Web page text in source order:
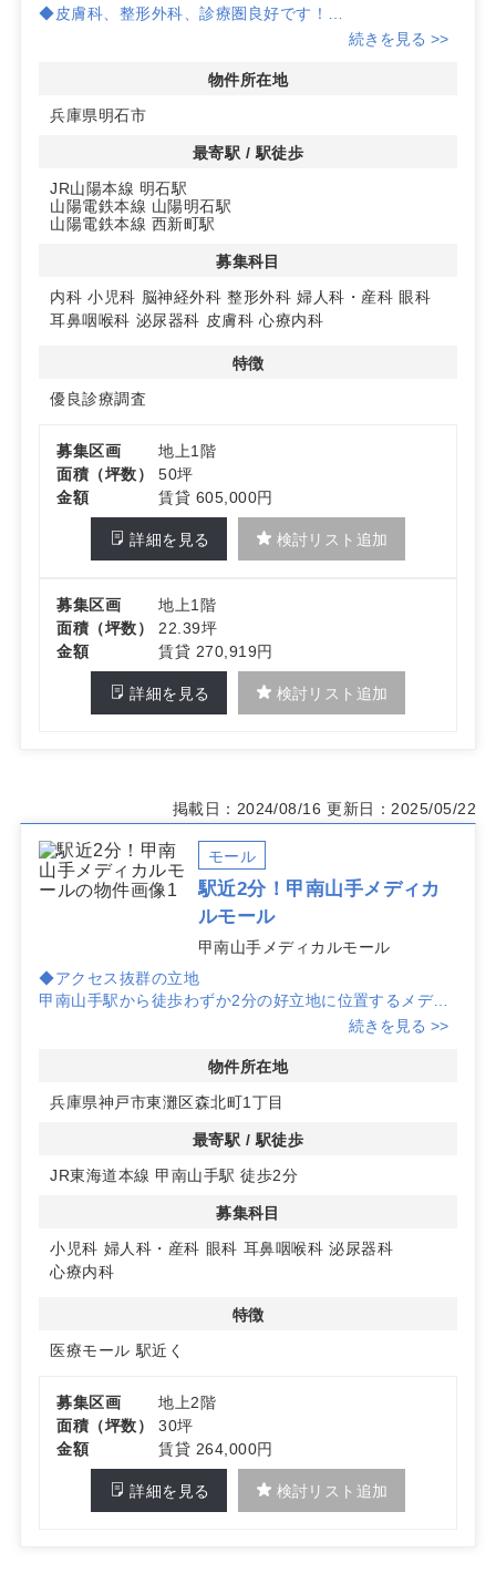
◆皮膚科、整形外科、診療圏良好です！
続きを見る >>
物件所在地
兵庫県明石市
最寄駅 / 駅徒歩
JR山陽本線 明石駅
山陽電鉄本線 山陽明石駅
山陽電鉄本線 西新町駅
募集科目
内科 小児科 脳神経外科 整形外科 婦人科・産科 眼科
耳鼻咽喉科 泌尿器科 皮膚科 心療内科
特徴
優良診療調査
募集区画
地上1階
面積（坪数）
50坪
金額
賃貸 605,000円
詳細を見る 検討リスト追加
募集区画
地上1階
面積（坪数）
22.39坪
金額
賃貸 270,919円
詳細を見る 検討リスト追加
掲載日：2024/08/16 更新日：2025/05/22
モール
駅近2分！甲南山手メディカ
ルモール
甲南山手メディカルモール
◆アクセス抜群の立地
甲南山手駅から徒歩わずか2分の好立地に位置するメディ
カルモールです。周辺には商業施設が多く、集患力が期待
駅近でありながら、視認性の良い場所に位置しているた
め、地域住民の目に留まりやすく、患者様の来院がスムー
呼吸器内科と皮膚科が既に決定しており、残り1区画で小
児科、婦人科・産科、眼科、耳鼻咽喉科、泌尿器科、心療
内科の開業を募集中です。詳細はお問い合わせください。
続きを見る >>
物件所在地
兵庫県神戸市東灘区森北町1丁目
最寄駅 / 駅徒歩
JR東海道本線 甲南山手駅 徒歩2分
募集科目
小児科 婦人科・産科 眼科 耳鼻咽喉科 泌尿器科
心療内科
特徴
医療モール 駅近く
募集区画
地上2階
面積（坪数）
30坪
金額
賃貸 264,000円
詳細を見る 検討リスト追加